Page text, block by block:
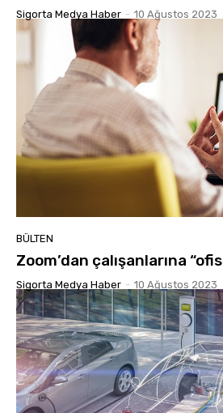
Sigorta Medya Haber - 10 Ağustos 2023
BÜLTEN
Zoom’dan çalışanlarına
Sigorta Medya Haber - 10 Ağustos 2023